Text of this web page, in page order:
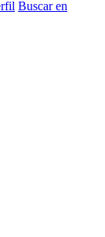
Buscar en